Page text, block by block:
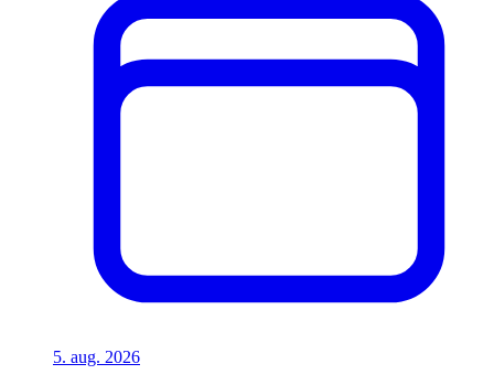
5. aug. 2026